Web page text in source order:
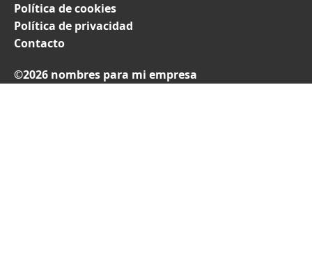
Política de cookies
Política de privacidad
Contacto
©2026 nombres para mi empresa